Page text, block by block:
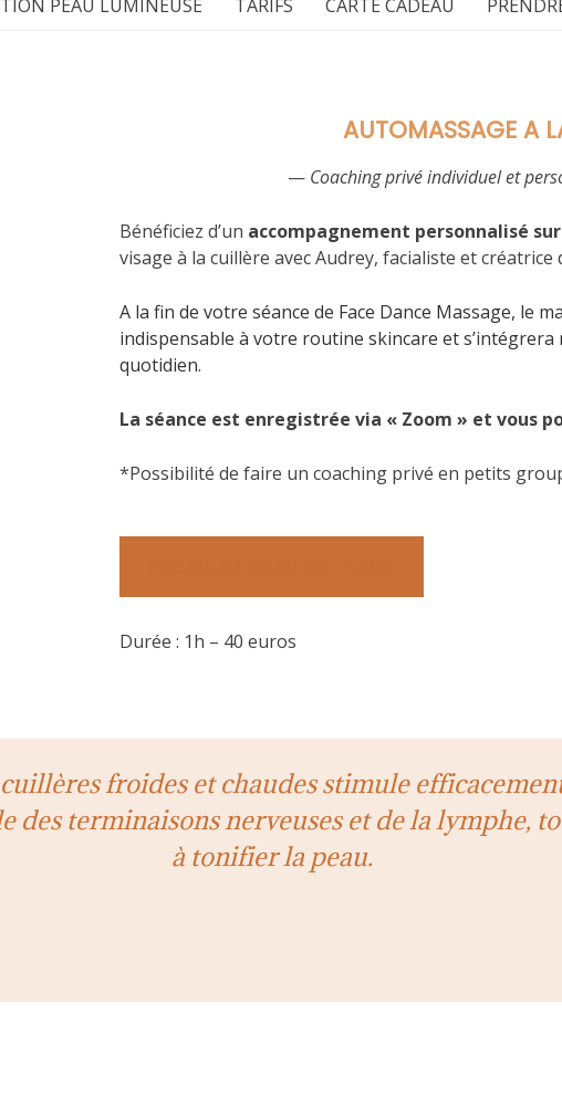
PEAU LUMINEUSE TARIFS CARTE CADEAU
AUTOMASSAGE A
— Coaching privé individuel et
Bénéficiez d’un accompagnement personnalisé
visage à la cuillère avec Audrey, facialiste et créatrice
A la fin de votre séance de Face Dance Massage, le
indispensable à votre routine skincare et
quotidien.
La séance est enregistrée via « Zoom » et vous
*Possibilité de faire un coaching privé en petits
Durée : 1h – 40 euros
froides et chaudes stimule
des terminaisons nerveuses et de la lymphe,
à tonifier la peau.